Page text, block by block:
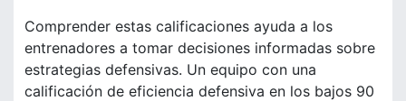
Comprender estas calificaciones ayuda a los
entrenadores a tomar decisiones informadas sobre
estrategias defensivas. Un equipo con una
calificación de eficiencia defensiva en los bajos 90